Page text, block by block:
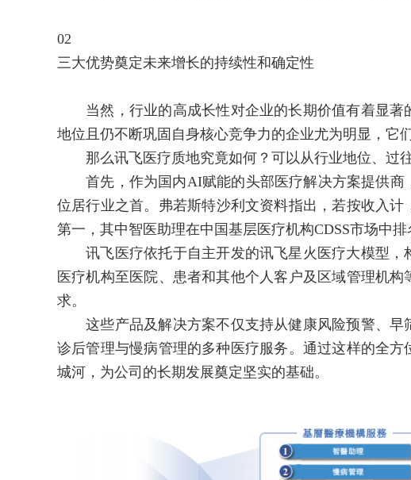
02
三大优势奠定未来增长的持续性和确定性
当然，行业的高成长性对企业的长期价值有着显著
地位且仍不断巩固自身核心竞争力的企业尤为明显，它
那么讯飞医疗质地究竟如何？可以从行业地位、过往
首先，作为国内AI赋能的头部医疗解决方案提供商
位居行业之首。弗若斯特沙利文资料指出，若按收入
第一，其中智医助理在中国基层医疗机构CDSS市场中排
讯飞医疗依托于自主开发的讯飞星火医疗大模型，
医疗机构至医院、患者和其他个人客户及区域管理机
求。
这些产品及解决方案不仅支持从健康风险预警、早
诊后管理与慢病管理的多种医疗服务。通过这样的全
城河，为公司的长期发展奠定坚实的基础。